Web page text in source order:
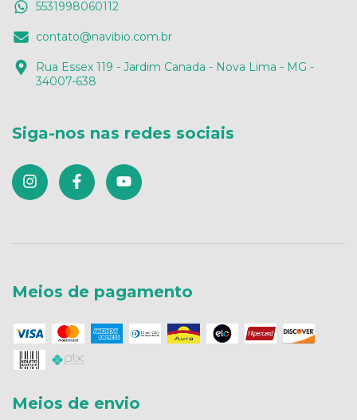
5531998060112
contato@navibio.com.br
Rua Essex 119 - Jardim Canada - Nova Lima - MG -
34007-638
Siga-nos nas redes sociais
Meios de pagamento
Meios de envio